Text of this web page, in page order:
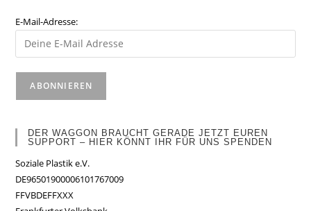
E-Mail-Adresse:
DER WAGGON BRAUCHT GERADE JETZT EUREN
SUPPORT – HIER KÖNNT IHR FÜR UNS SPENDEN
Soziale Plastik e.V.
DE96501900006101767009
FFVBDEFFXXX